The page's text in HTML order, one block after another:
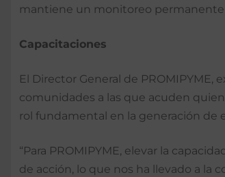
mantiene un monitoreo permanente
Capacitaciones
El Director General de PROMIPYME,
comunidades a las que acuden
rol fundamental en la generación de
“Para PROMIPYME, elevar la
de acción, lo que nos ha llevado a la